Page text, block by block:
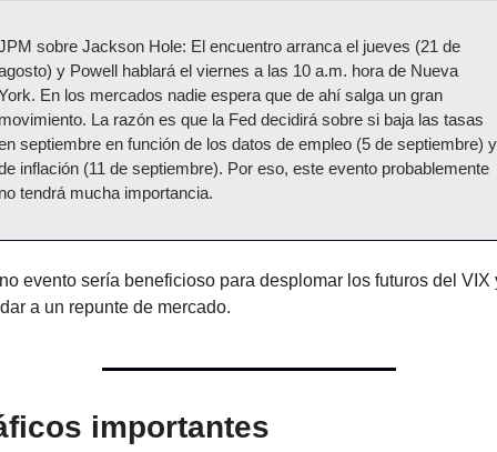
sobre Jackson Hole: El encuentro arranca el jueves (21 de
y Powell hablará el viernes a las 10 a.m. hora de Nueva
En los mercados nadie espera que de ahí salga un gran
La razón es que la Fed decidirá sobre si baja las tasas
septiembre en función de los datos de empleo (5 de septiembre) y
inflación (11 de septiembre). Por eso, este evento probablemente
tendrá mucha importancia.
evento sería beneficioso para desplomar los futuros del VIX
a un repunte de mercado.
importantes